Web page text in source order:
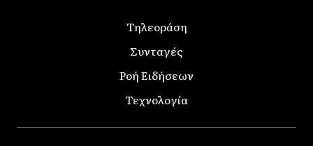
Τηλεοράση
Συνταγές
Ροή Ειδήσεων
Τεχνολογία